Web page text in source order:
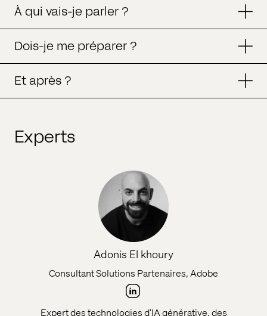
À qui vais-je parler ?
Dois-je me préparer ?
Et après ?
Experts
Adonis El khoury
Consultant Solutions Partenaires, Adobe
Expert des technologies d’IA générative, des